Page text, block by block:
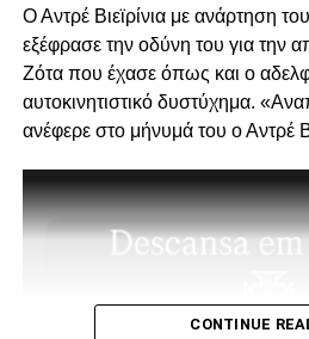
διοικητικά ζητήματα που
ΠΑΟΚ.
Ο λόγος της επίσκεψης… απλός,
στήριξη παραμείνατε 15μελες
Για εμάς δεν έχει αλλάξει κάτι, οι
από την αρχή μέχρι σήμερα
Ο Αντρέ Βιεϊρίνια με ανάρτηση
εξέφρασε την οδύνη του για την
Ζότα που έχασε όπως και ο
αυτοκινητιστικό δυστύχημα.
ανέφερε στο μήνυμά του ο Αντρέ
CONTINUE